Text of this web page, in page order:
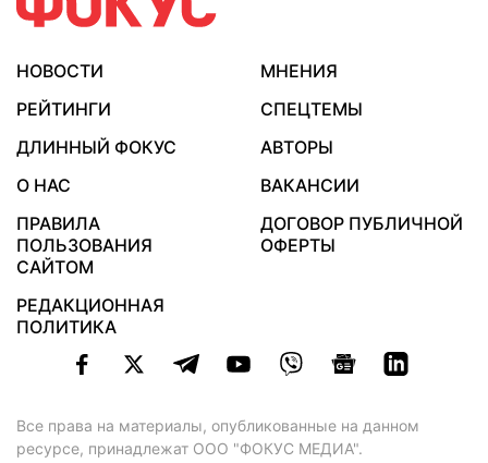
НОВОСТИ
МНЕНИЯ
РЕЙТИНГИ
СПЕЦТЕМЫ
ДЛИННЫЙ ФОКУС
АВТОРЫ
О НАС
ВАКАНСИИ
ПРАВИЛА
ПОЛЬЗОВАНИЯ
САЙТОМ
ДОГОВОР ПУБЛИЧНОЙ
ОФЕРТЫ
РЕДАКЦИОННАЯ
ПОЛИТИКА
Все права на материалы, опубликованные на данном
ресурсе, принадлежат ООО "ФОКУС МЕДИА".